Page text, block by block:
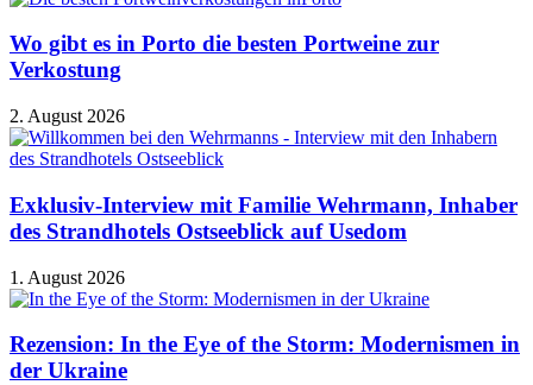
Wo gibt es in Porto die besten Portweine zur
Verkostung
2. August 2026
Exklusiv-Interview mit Familie Wehrmann, Inhaber
des Strandhotels Ostseeblick auf Usedom
1. August 2026
Rezension: In the Eye of the Storm: Modernismen in
der Ukraine